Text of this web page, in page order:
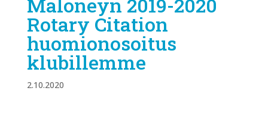
Rotary Citation
huomionosoitus
klubillemme
2.10.2020